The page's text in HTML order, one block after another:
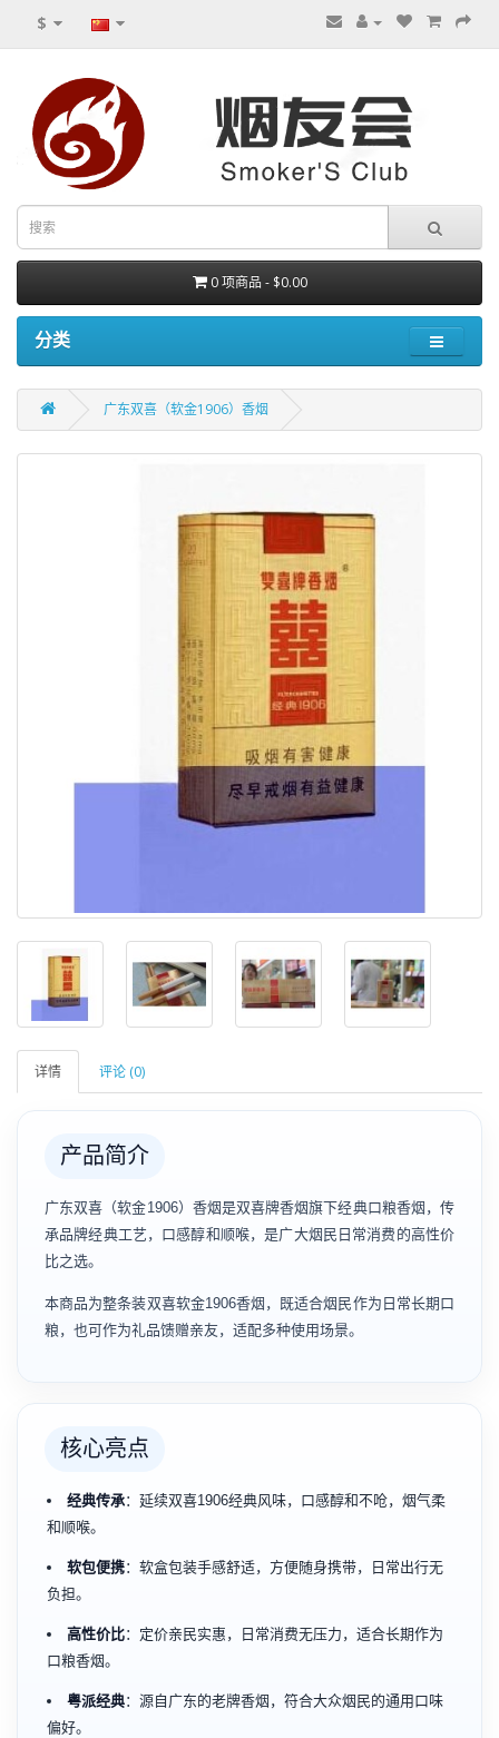
$
0 项商品 - $0.00
分类
广东双喜（软金1906）香烟
详情 评论 (0)
产品简介
广东双喜（软金1906）香烟是双喜牌香烟旗下经典口粮香烟，传
承品牌经典工艺，口感醇和顺喉，是广大烟民日常消费的高性价
比之选。
本商品为整条装双喜软金1906香烟，既适合烟民作为日常长期口
粮，也可作为礼品馈赠亲友，适配多种使用场景。
核心亮点
经典传承：延续双喜1906经典风味，口感醇和不呛，烟气柔
和顺喉。
软包便携：软盒包装手感舒适，方便随身携带，日常出行无
负担。
高性价比：定价亲民实惠，日常消费无压力，适合长期作为
口粮香烟。
粤派经典：源自广东的老牌香烟，符合大众烟民的通用口味
偏好。